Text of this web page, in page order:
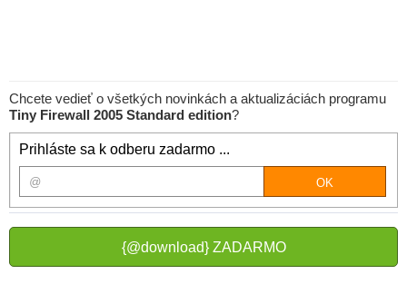
Chcete vedieť o všetkých novinkách a aktualizáciách programu
Tiny Firewall 2005 Standard edition?
Prihláste sa k odberu zadarmo ...
{@download} ZADARMO